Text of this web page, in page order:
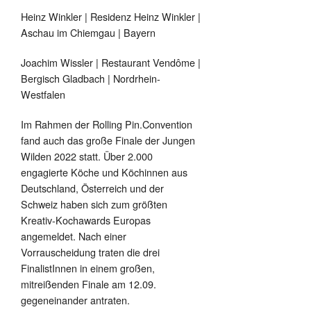
Heinz Winkler | Residenz Heinz Winkler |
Aschau im Chiemgau | Bayern
Joachim Wissler | Restaurant Vendôme |
Bergisch Gladbach | Nordrhein-
Westfalen
Im Rahmen der Rolling Pin.Convention
fand auch das große Finale der Jungen
Wilden 2022 statt. Über 2.000
engagierte Köche und Köchinnen aus
Deutschland, Österreich und der
Schweiz haben sich zum größten
Kreativ-Kochawards Europas
angemeldet. Nach einer
Vorrauscheidung traten die drei
FinalistInnen in einem großen,
mitreißenden Finale am 12.09.
gegeneinander antraten.